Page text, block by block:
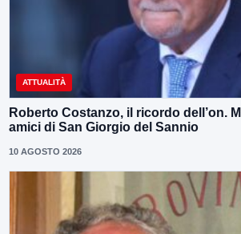
ATTUALITÀ
Roberto Costanzo, il ricordo dell’on.
amici di San Giorgio del Sannio
10 AGOSTO 2026